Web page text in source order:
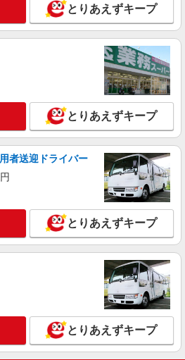
天王寺支店/ms270401
時給1400円 ◆前払い・日払い・週払いOK
堺市西区
詳細を見る
護師さんのサポートスタッフ募集♪医
し
円〜2187円 ＜日払い有/週払い有/交
詳細を見る
社 全支援対応コース
管理栄養士 特定保健指導
酬額（消費税抜き）： ・事
談(対面) 1日：10,000円〜14,716円 ・
対面) 1件：4,286円〜5,239円 ・遠隔面
とりあえずキープ
とりあえずキープ
者送迎ドライバー
とりあえずキープ
とりあえずキープ